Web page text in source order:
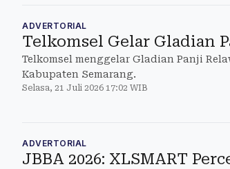
ADVERTORIAL
Telkomsel Gelar Gladian
Telkomsel menggelar Gladian Panji
Kabupaten Semarang.
Selasa, 21 Juli 2026 17:02 WIB
ADVERTORIAL
JBBA 2026: XLSMART